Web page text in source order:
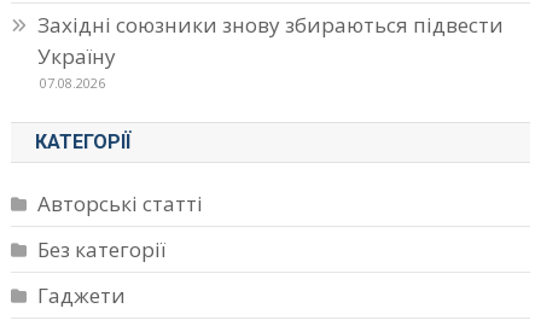
Західні союзники знову збираються підвести
Україну
07.08.2026
КАТЕГОРІЇ
Авторські статті
Без категорії
Гаджети